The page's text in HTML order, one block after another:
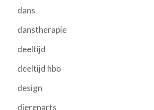
dans
danstherapie
deeltijd
deeltijd hbo
design
dierenarts